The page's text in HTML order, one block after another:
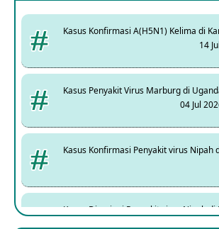
Kasus Konfirmasi A(H5N1) Kelima di
14
Kasus Penyakit Virus Marburg di
04 Jul
Kasus Konfirmasi Penyakit virus Nipah
Kasus Dicurigai Penyakit virus Nipah di